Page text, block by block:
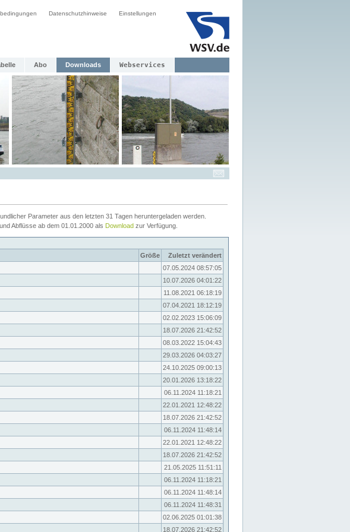
Datenschutzhinweise Einstellungen
Abo Downloads Webservices
Parameter aus den letzten 31 Tagen heruntergeladen werden.
Abflüsse ab dem 01.01.2000 als Download zur Verfügung.
Größe
Zuletzt verändert
07.05.2024 08:57:05
10.07.2026 04:01:22
11.08.2021 06:18:19
07.04.2021 18:12:19
02.02.2023 15:06:09
18.07.2026 21:42:52
08.03.2022 15:04:43
29.03.2026 04:03:27
24.10.2025 09:00:13
20.01.2026 13:18:22
06.11.2024 11:18:21
22.01.2021 12:48:22
18.07.2026 21:42:52
06.11.2024 11:48:14
22.01.2021 12:48:22
18.07.2026 21:42:52
21.05.2025 11:51:11
06.11.2024 11:18:21
06.11.2024 11:48:14
06.11.2024 11:48:31
02.06.2025 01:01:38
18.07.2026 21:42:52